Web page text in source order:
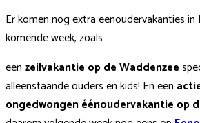
Er komen nog extra eenoudervakanties
komende week, zoals
eenzeilvakantie op de Waddenzee
alleenstaande ouders en kids! En een
ongedwongen éénoudervakantie op